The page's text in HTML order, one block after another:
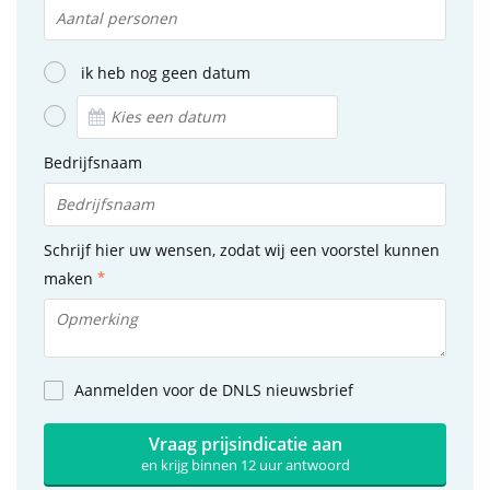
ik heb nog geen datum
Bedrijfsnaam
Schrijf hier uw wensen, zodat wij een voorstel kunnen
maken
Aanmelden voor de DNLS nieuwsbrief
Vraag prijsindicatie aan
en krijg binnen 12 uur antwoord